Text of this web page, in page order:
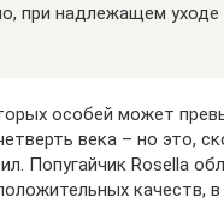
при надлежащем уходе
особей может
века – но это,
Попугайчик Rosella
качеств,